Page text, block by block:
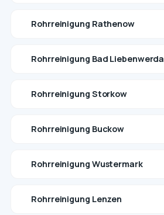
Rohrreinigung Rathenow
Rohrreinigung Bad Liebenwerda
Rohrreinigung Storkow
Rohrreinigung Buckow
Rohrreinigung Wustermark
Rohrreinigung Lenzen